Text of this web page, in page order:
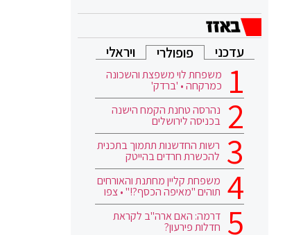
עדכני פופולרי ויראלי
משפחת לוי משפצת והשכונה
כמרקחה • 'ברדק'
נהרסה טחנת הקמח הישנה
בכניסה לירושלים
רשות החדשנות תתמוך בתכנית
להכשרת חרדים בהייטק
משפחת קליין מחתנת והאורחים
תוהים "מאיפה הכסף?!" • צפו
דרמה: האם ארה"ב לקראת
חדלות פירעון?